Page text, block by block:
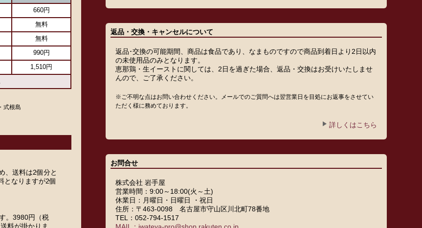
660円
無料
無料
990円
1,510円
式根島
、送料は2個分と
となりますが2個
。3980円（税
料が掛かりま
返品・交換・キャンセルについて
返品･交換の可能期間、商品は食品であり、なまものですので商品到着日より2日以内
の未使用品のみとなります。
恵那鶏・生イーストに関しては、2日を過ぎた場合、返品・交換はお受けいたしませ
んので、ご了承ください。
※ご不明な点はお問い合わせください。メールでのご質問へは翌営業日を目処にお返事をさせてい
ただく様に務めております。
詳しくはこちら
お問合せ
株式会社 岩手屋
営業時間：9:00～18:00(火～土)
休業日：月曜日・日曜日 ・祝日
住所：〒463-0098 名古屋市守山区川北町78番地
TEL：052-794-1517